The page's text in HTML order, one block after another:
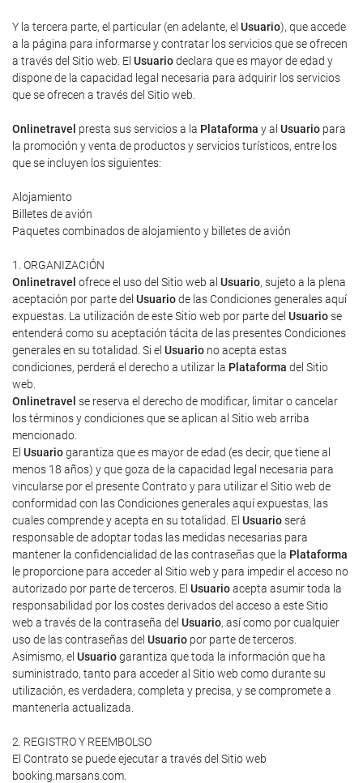
Y la tercera parte, el particular (en adelante, el Usuario), que accede
a la página para informarse y contratar los servicios que se ofrecen
a través del Sitio web. El Usuariodeclara que es mayor de edad y
dispone de la capacidad legal necesaria para adquirir los servicios
que se ofrecen a través del Sitio web.
Onlinetravel presta sus servicios a la Plataforma y al Usuario para
la promoción y venta de productos y servicios turísticos, entre los
que se incluyen los siguientes:
Alojamiento
Billetes de avión
Paquetes combinados de alojamiento y billetes de avión
1. ORGANIZACIÓN
Onlinetravel ofrece el uso del Sitio web al Usuario, sujeto a la plena
aceptación por parte del Usuariode las Condiciones generales aquí
expuestas. La utilización de este Sitio web por parte del Usuariose
entenderá como su aceptación tácita de las presentes Condiciones
generales en su totalidad. Si el Usuario no acepta estas
condiciones, perderá el derecho a utilizar la Plataforma del Sitio
web.
Onlinetravel se reserva el derecho de modificar, limitar o cancelar
los términos y condiciones que se aplican al Sitio web arriba
mencionado.
El Usuariogarantiza que es mayor de edad (es decir, que tiene al
menos 18 años) y que goza de la capacidad legal necesaria para
vincularse por el presente Contrato y para utilizar el Sitio web de
conformidad con las Condiciones generales aquí expuestas, las
cuales comprende y acepta en su totalidad. El Usuarioserá
responsable de adoptar todas las medidas necesarias para
mantener la confidencialidad de las contraseñas que la Plataforma
le proporcione para acceder al Sitio web y para impedir el acceso no
autorizado por parte de terceros. El Usuarioacepta asumir toda la
responsabilidad por los costes derivados del acceso a este Sitio
web a través de la contraseña del Usuario, así como por cualquier
uso de las contraseñas del Usuario por parte de terceros.
Asimismo, el Usuariogarantiza que toda la información que ha
suministrado, tanto para acceder al Sitio web como durante su
utilización, es verdadera, completa y precisa, y se compromete a
mantenerla actualizada.
2. REGISTRO Y REEMBOLSO
El Contrato se puede ejecutar a través del Sitio web
booking.marsans.com.